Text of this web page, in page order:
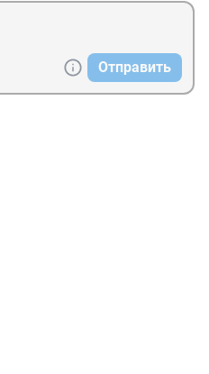
Отправить